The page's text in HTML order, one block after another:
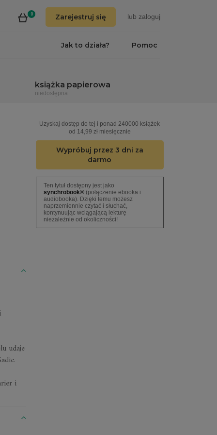
0 Zarejestruj się lub zaloguj
Pomoc
Jak to działa?
książka papierowa
niedostępna
Uzyskaj dostęp do tej i ponad 240000 książek
od 14,99 zł miesięcznie
Wypróbuj przez 3 dni za
darmo
Ten tytuł dostępny jest jako
synchrobook®(połączenie ebooka i
audiobooka). Dzięki temu możesz
naprzemiennie czytać i słuchać,
kontynuując wciągającą lekturę
niezależnie od okoliczności!
udaje
i